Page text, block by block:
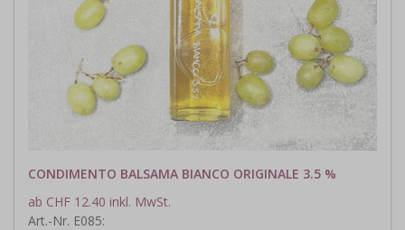
CONDIMENTO BALSAMA BIANCO ORIGINALE 3.5 %
ab CHF 12.40 inkl. MwSt.
Art.-Nr. E085: